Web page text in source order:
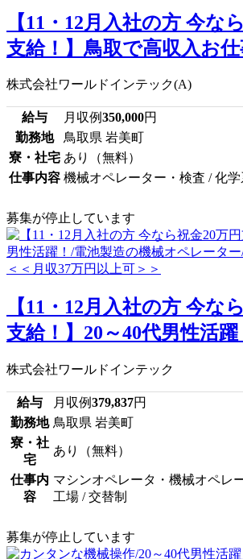
【11・12月入社の方 今な
支給！】鳥取で高収入お
株式会社ワールドインテック(A)
給与 月収例350,000円
勤務地
鳥取県 岩美町
寮・社宅 あり（無料）
仕事内容 機械オペレーター・検査 / 化学
募集が停止しています
【11・12月入社の方 今な
支給！】20～40代男性活躍
株式会社ワールドインテック
給与 月収例379,837円
勤務地 鳥取県 岩美町
寮・社
宅
あり（無料）
仕事内
容
マシンオペレータ・機械オペレ
工場 / 交替制
募集が停止しています